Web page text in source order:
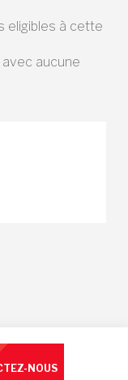
eligibles à cette
aucune
NOUS